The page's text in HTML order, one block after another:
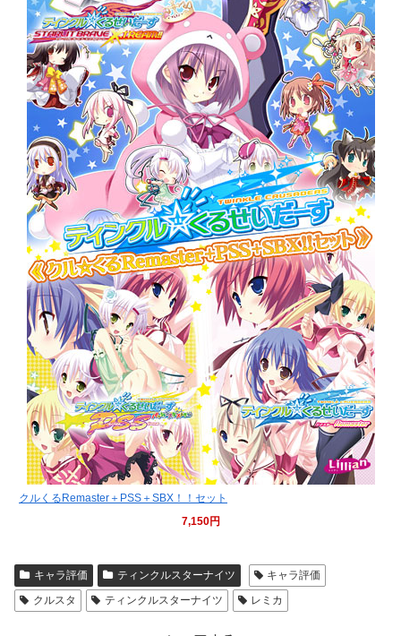
クルくるRemaster＋PSS＋SBX！！セット
7,150円
キャラ評価 ティンクルスターナイツ
キャラ評価
クルスタ
ティンクルスターナイツ レミカ